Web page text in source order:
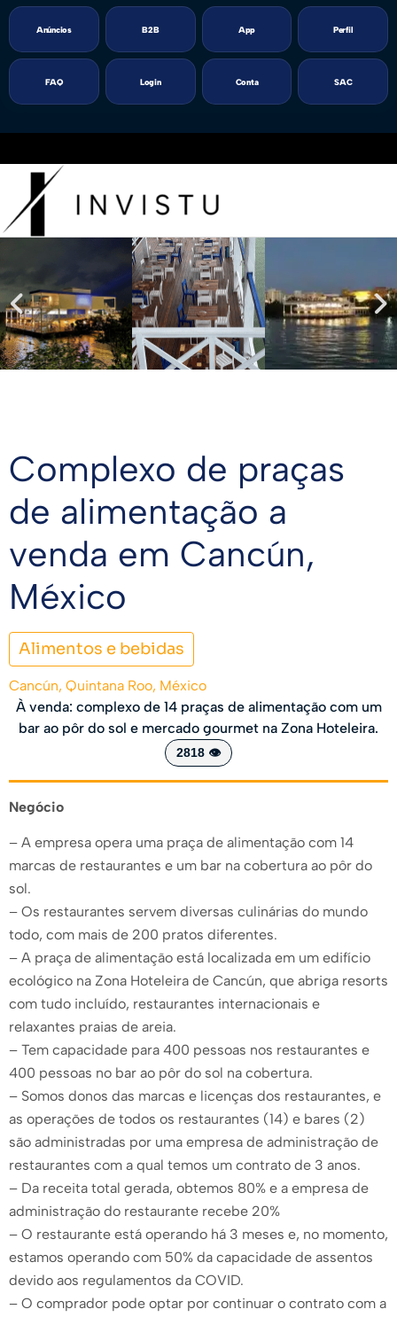
Anúncios B2B App Perfil
FAQ Login Conta SAC
Alimentos e bebidas
Cancún, Quintana Roo, México
À venda: complexo de 14 praças de alimentação com um
bar ao pôr do sol e mercado gourmet na Zona Hoteleira.
Complexo de praças
de alimentação a
venda em Cancún,
México
2818 👁️
Negócio
– A empresa opera uma praça de alimentação com 14
marcas de restaurantes e um bar na cobertura ao pôr do
sol.
– Os restaurantes servem diversas culinárias do mundo
todo, com mais de 200 pratos diferentes.
– A praça de alimentação está localizada em um edifício
ecológico na Zona Hoteleira de Cancún, que abriga resorts
com tudo incluído, restaurantes internacionais e
relaxantes praias de areia.
– Tem capacidade para 400 pessoas nos restaurantes e
400 pessoas no bar ao pôr do sol na cobertura.
– Somos donos das marcas e licenças dos restaurantes, e
as operações de todos os restaurantes (14) e bares (2)
são administradas por uma empresa de administração de
restaurantes com a qual temos um contrato de 3 anos.
– Da receita total gerada, obtemos 80% e a empresa de
administração do restaurante recebe 20%
– O restaurante está operando há 3 meses e, no momento,
estamos operando com 50% da capacidade de assentos
devido aos regulamentos da COVID.
– O comprador pode optar por continuar o contrato com a